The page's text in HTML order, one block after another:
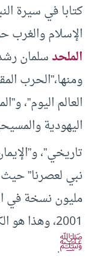
كتابا في سيرة
الإسلام والغرب
الملحدسلمان
ومنها،”الحرب
العالم اليوم”،
اليهودية
تاريخي”، و”الإيمان بعد 11
نبي لعصرنا”
مليون نسخة في
2001، وهذا هو الكتاب الثاني لها عن النبي محمد
ﷺ.